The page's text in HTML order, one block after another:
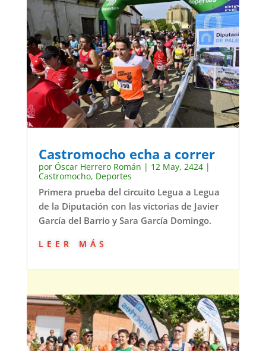
Castromocho echa a correr
por Óscar Herrero Román | 12 May, 2424|
Castromocho, Deportes
Primera prueba del circuito Legua a Legua
de la Diputación con las victorias de Javier
García del Barrio y Sara García Domingo.
leer más